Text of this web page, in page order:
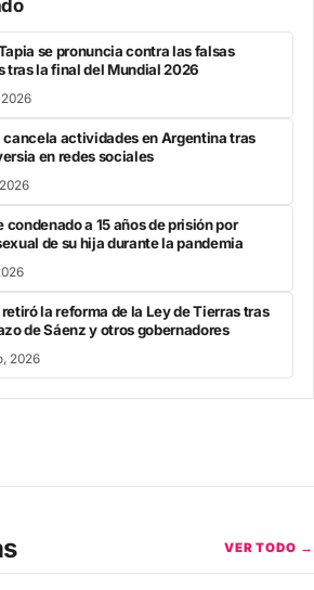
se pronuncia contra las falsas
tras la final del Mundial 2026
cancela actividades en Argentina tras
en redes sociales
condenado a 15 años de prisión por
de su hija durante la pandemia
la reforma de la Ley de Tierras tras
de Sáenz y otros gobernadores
2026
VER TODO →